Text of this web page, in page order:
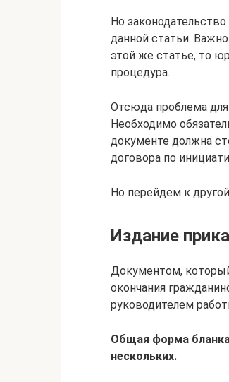
Но
данной статьи.
этой же статье, то
процедура.
Отсюда проблема
Необходимо
документе должна
договора по
Но перейдем к
Издание
Документом,
окончания
руководителем
Общая форма бланка
нескольких.